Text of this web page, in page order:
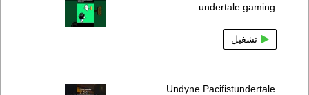
undertale gaming
تشغيل
Undyne Pacifistundertale